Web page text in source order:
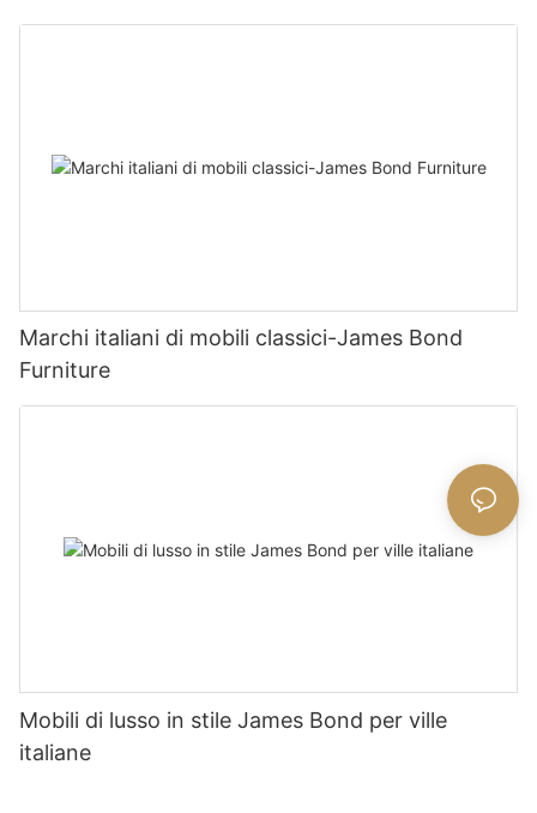
Marchi italiani di mobili classici-James Bond
Furniture
Mobili di lusso in stile James Bond per ville
italiane